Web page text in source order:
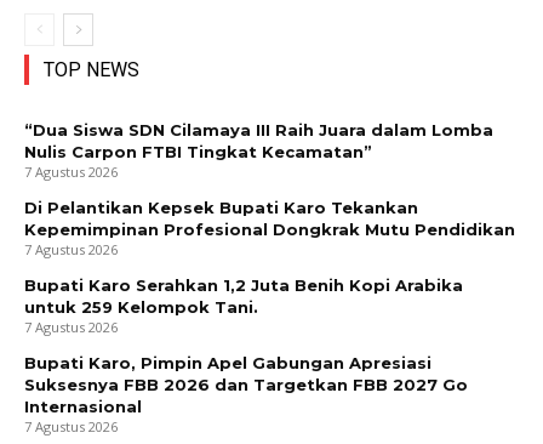
TOP NEWS
“Dua Siswa SDN Cilamaya III Raih Juara dalam Lomba
Nulis Carpon FTBI Tingkat Kecamatan”
7 Agustus 2026
Di Pelantikan Kepsek Bupati Karo Tekankan
Kepemimpinan Profesional Dongkrak Mutu Pendidikan
7 Agustus 2026
Bupati Karo Serahkan 1,2 Juta Benih Kopi Arabika
untuk 259 Kelompok Tani.
7 Agustus 2026
Bupati Karo, Pimpin Apel Gabungan Apresiasi
Suksesnya FBB 2026 dan Targetkan FBB 2027 Go
Internasional
7 Agustus 2026